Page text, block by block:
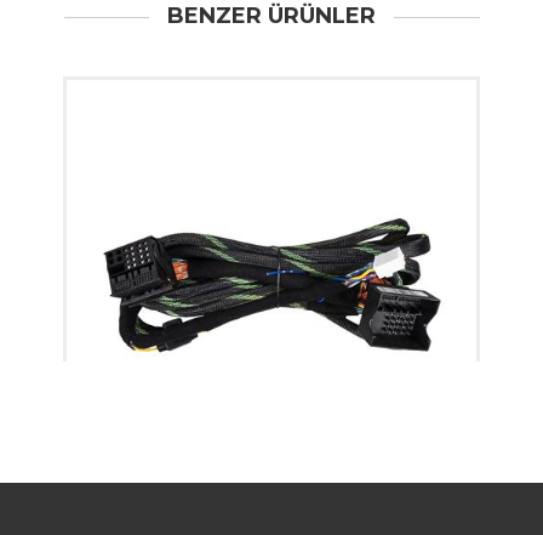
BENZER ÜRÜNLER